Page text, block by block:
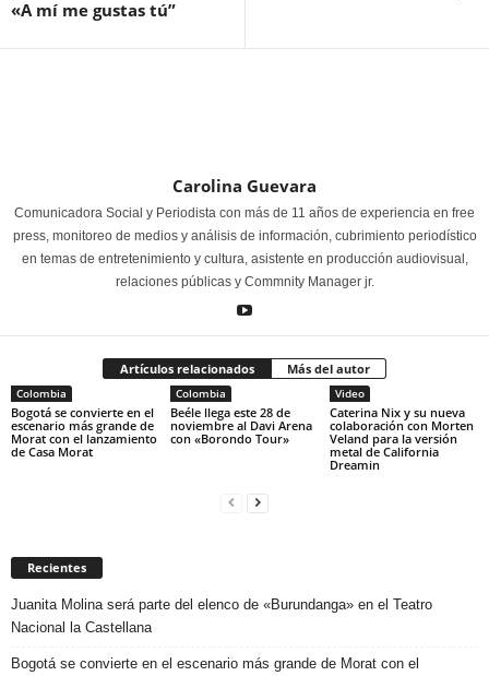
«A mí me gustas tú”
Carolina Guevara
Comunicadora Social y Periodista con más de 11 años de experiencia en free
press, monitoreo de medios y análisis de información, cubrimiento periodístico
en temas de entretenimiento y cultura, asistente en producción audiovisual,
relaciones públicas y Commnity Manager jr.
Artículos relacionados Más del autor
Colombia
Bogotá se convierte en el
escenario más grande de
Morat con el lanzamiento
de Casa Morat
Colombia
Beéle llega este 28 de
noviembre al Davi Arena
con «Borondo Tour»
Video
Caterina Nix y su nueva
colaboración con Morten
Veland para la versión
metal de California
Dreamin
Recientes
Juanita Molina será parte del elenco de «Burundanga» en el Teatro
Nacional la Castellana
Bogotá se convierte en el escenario más grande de Morat con el